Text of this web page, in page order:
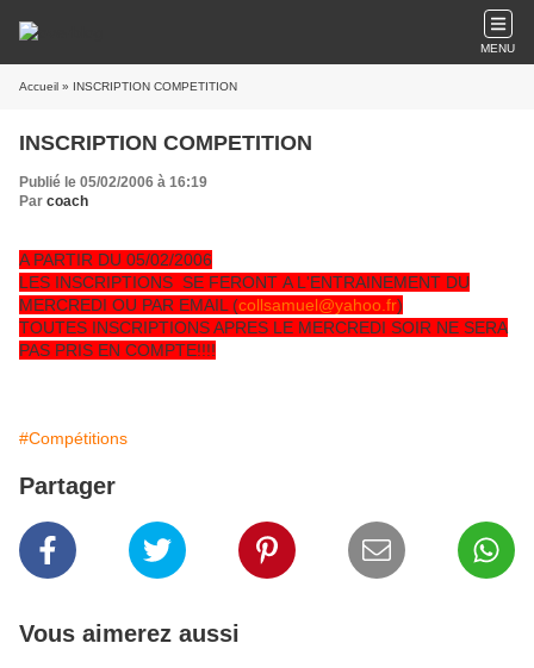
MENU
Accueil » INSCRIPTION COMPETITION
INSCRIPTION COMPETITION
Publié le 05/02/2006 à 16:19
Par coach
A PARTIR DU 05/02/2006
LES INSCRIPTIONS SE FERONT A L'ENTRAINEMENT DU
MERCREDI OU PAR EMAIL (collsamuel@yahoo.fr)
TOUTES INSCRIPTIONS APRES LE MERCREDI SOIR NE SERA
PAS PRIS EN COMPTE!!!!
#Compétitions
Partager
Vous aimerez aussi